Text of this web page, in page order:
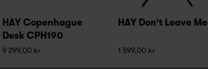
HAY Copenhague
Desk CPH190
9 299,00 kr
HAY Don't Leave Me
1 599,00 kr